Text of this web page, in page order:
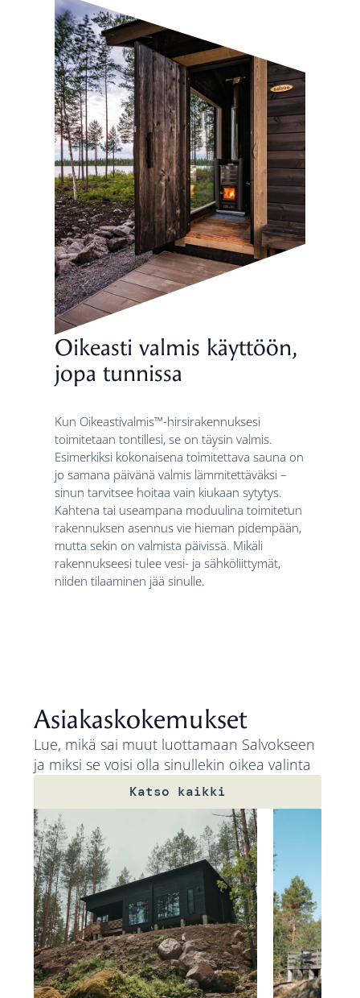
Oikeasti valmis käyttöön,
jopa tunnissa
Kun Oikeastivalmis™-hirsirakennuksesi
toimitetaan tontillesi, se on täysin valmis.
Esimerkiksi kokonaisena toimitettava sauna on
jo samana päivänä valmis lämmitettäväksi –
sinun tarvitsee hoitaa vain kiukaan sytytys.
Kahtena tai useampana moduulina toimitetun
rakennuksen asennus vie hieman pidempään,
mutta sekin on valmista päivissä. Mikäli
rakennukseesi tulee vesi- ja sähköliittymät,
niiden tilaaminen jää sinulle.
Asiakaskokemukset
Lue, mikä sai muut luottamaan Salvokseen
ja miksi se voisi olla sinullekin oikea valinta
Katso kaikki